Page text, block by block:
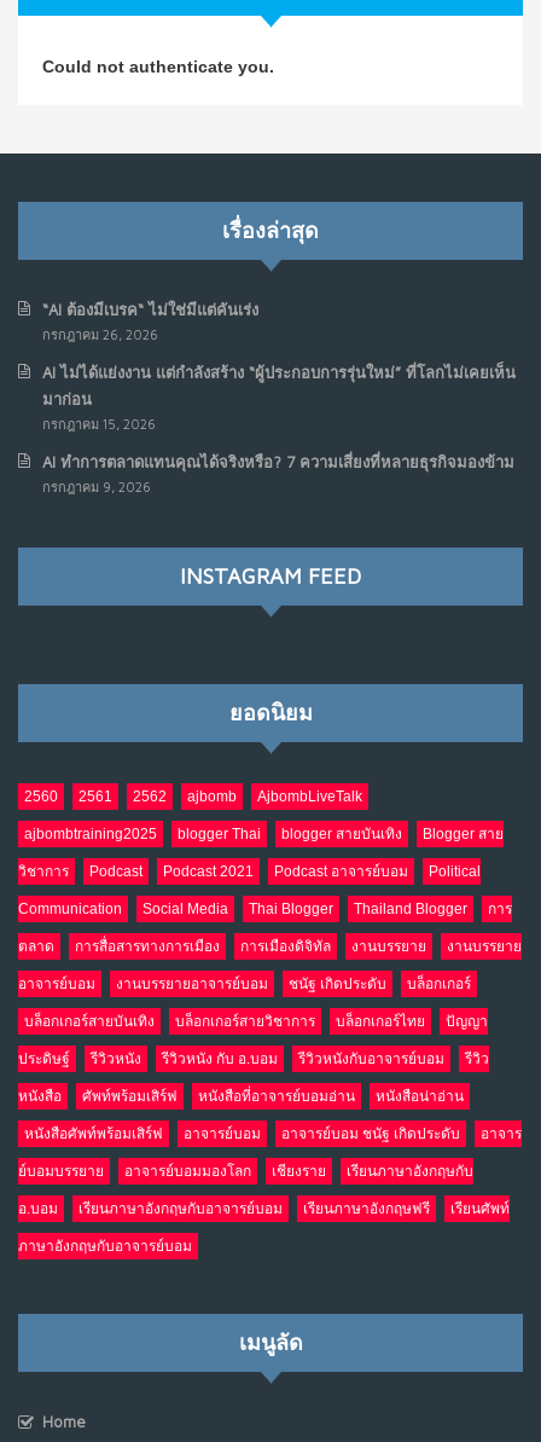
Koe ในแบบอาจารย์บอม
รัฐอาจเป็นจุดเริ่มต้นของ “ขบวนการประท้วงดิจิทัล” ครั้งใหม่
6
7
เมื่อรัฐบาลเริ่มคิดแบบแพลตฟอร์ม : AI กำลังเปลี่ยนรัฐ
ราชการไปตลอดกาล
NO COMMENTS
เมื่อโลกออนไลน์ กลายเป็น“ศาลเตี้ย”
9
NO COMMENTS
10 อินโดนีเซีย กับเกมอำนาจที่มองไม่เห็น
เม.ย. 19, 2026
NO COMMENTS
Could not authenticate you.
เรื่องล่าสุด
“AI ต้องมีเบรค“ ไม่ใช่มีแต่คันเร่ง
กรกฎาคม 26, 2026
AI ไม่ได้แย่งงาน แต่กำลังสร้าง “ผู้ประกอบการรุ่นใหม่” ที่โลกไม่เคยเห็น
มาก่อน
กรกฎาคม 15, 2026
AI ทำการตลาดแทนคุณได้จริงหรือ? 7 ความเสี่ยงที่หลายธุรกิจมองข้าม
กรกฎาคม 9, 2026
INSTAGRAM FEED
ยอดนิยม
2560 2561 2562 ajbomb AjbombLiveTalk
ajbombtraining2025 blogger Thai blogger สายบันเทิง Blogger สาย
วิชาการ Podcast Podcast 2021 Podcast อาจารย์บอม Political
Communication Social Media Thai Blogger Thailand Blogger การ
ตลาด การสื่อสารทางการเมือง การเมืองดิจิทัล งานบรรยาย งานบรรยาย
อาจารย์บอม งานบรรยายอาจารย์บอม ชนัฐ เกิดประดับ บล็อกเกอร์
บล็อกเกอร์สายบันเทิง บล็อกเกอร์สายวิชาการ บล็อกเกอร์ไทย ปัญญา
ประดิษฐ์ รีวิวหนัง รีวิวหนัง กับ อ.บอม รีวิวหนังกับอาจารย์บอม รีวิว
หนังสือ ศัพท์พร้อมเสิร์ฟ หนังสือที่อาจารย์บอมอ่าน หนังสือน่าอ่าน
หนังสือศัพท์พร้อมเสิร์ฟ อาจารย์บอม อาจารย์บอม ชนัฐ เกิดประดับ อาจาร
ย์บอมบรรยาย อาจารย์บอมมองโลก เชียงราย เรียนภาษาอังกฤษกับ
อ.บอม เรียนภาษาอังกฤษกับอาจารย์บอม เรียนภาษาอังกฤษฟรี เรียนศัพท์
ภาษาอังกฤษกับอาจารย์บอม
เมนูลัด
Home